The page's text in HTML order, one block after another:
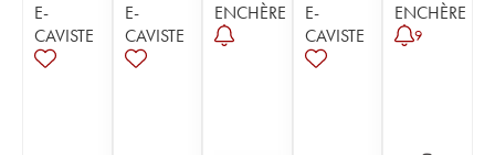
E-
CAVISTE
E-
CAVISTE
ENCHÈRE
E-
CAVISTE
ENCHÈRE
9